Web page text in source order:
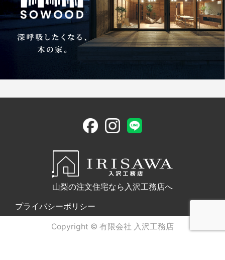
山梨の注文住宅なら入沢工務店へ
プライバシーポリシー
Copyright © 有限会社 入沢工務店